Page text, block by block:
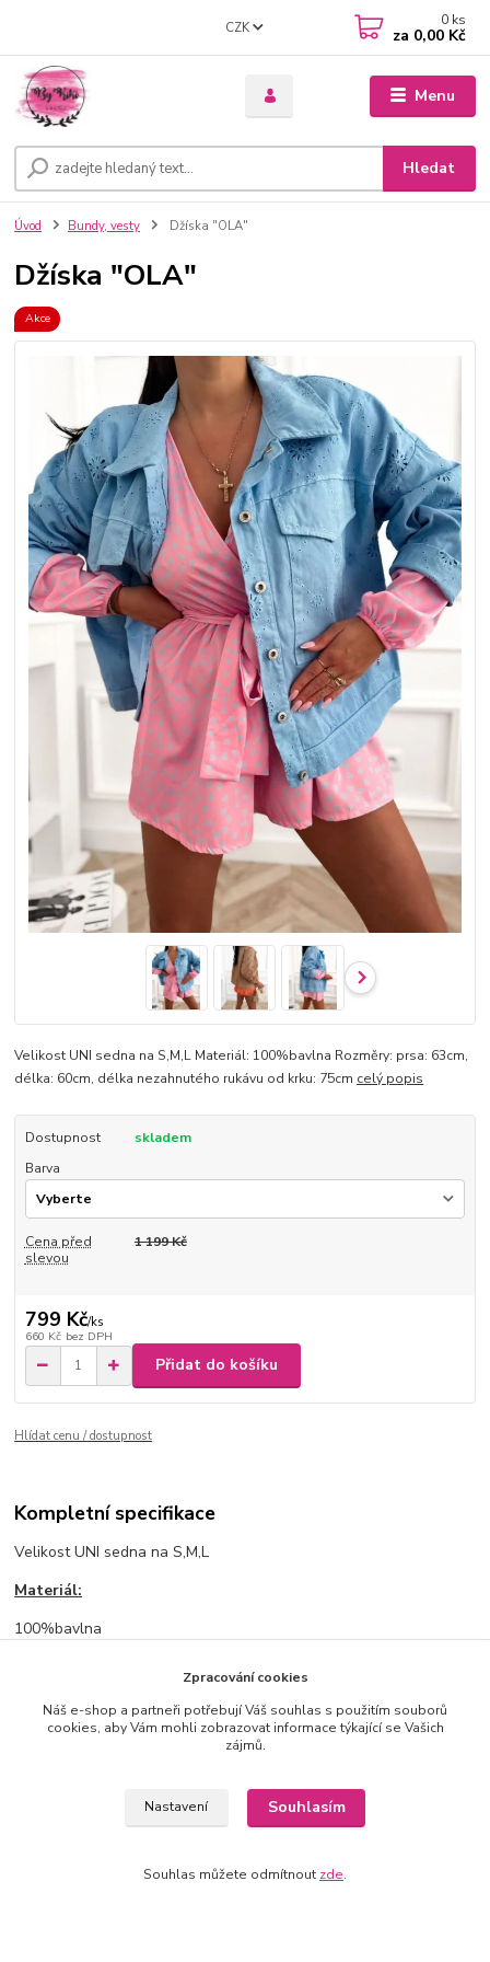
Menu
CZK
Hledat
0 ks
za 0,00 Kč
Úvod Bundy, vesty Džíska "OLA"
Džíska "OLA"
Akce
Velikost UNI sedna na S,M,L Materiál: 100%bavlna Rozměry: prsa: 63cm,
délka: 60cm, délka nezahnutého rukávu od krku: 75cm celý popis
Dostupnost
skladem
Barva
Cena před
slevou
1 199 Kč
799 Kč/ks
660 Kč bez DPH
Přidat do košíku
Hlídat cenu / dostupnost
Kompletní specifikace
Velikost UNI sedna na S,M,L
Materiál:
100%bavlna
prsa: 63cm, délka: 60cm, délka nezahnutého rukávu od krku: 75cm
Zboží zařazeno v kategoriích
Zpracování cookies
Náš e-shop a partneři potřebují Váš souhlas s použitím souborů
cookies, aby Vám mohli zobrazovat informace týkající se Vašich
zájmů.
Nastavení Souhlasím
Souhlas můžete odmítnout zde.